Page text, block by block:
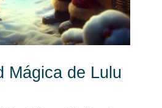
Mágica de Lulu